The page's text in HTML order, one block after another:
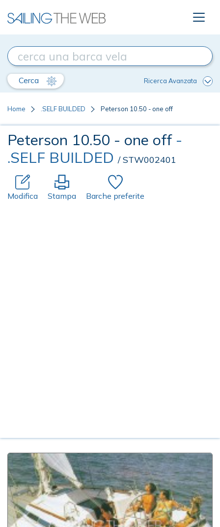
Cerca Ricerca Avanzata
Home .SELF BUILDED Peterson 10.50 - one off
Peterson 10.50 - one off -
.SELF BUILDED / STW002401
Modifica Stampa Barche preferite